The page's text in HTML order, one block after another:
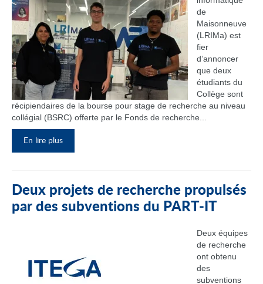
de
Maisonneuve
(LRIMa) est
fier
d’annoncer
que deux
étudiants du
Collège sont
récipiendaires de la bourse pour stage de recherche au niveau
collégial (BSRC) offerte par le Fonds de recherche...
En lire plus
Deux projets de recherche propulsés
par des subventions du PART‑IT
Deux équipes
de recherche
ont obtenu
des
subventions